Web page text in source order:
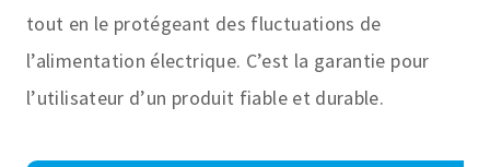
tout en le protégeant des fluctuations de
l’alimentation électrique. C’est la garantie pour
l’utilisateur d’un produit fiable et durable.